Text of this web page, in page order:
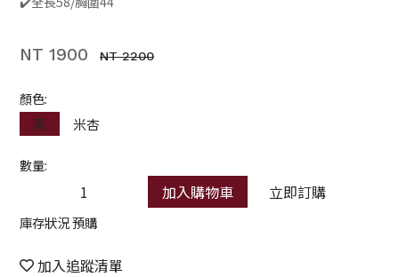
NT 1900 NT 2200
顏色:
黑
米杏
數量:
加入購物車 立即訂購
庫存狀況 預購
加入追蹤清單